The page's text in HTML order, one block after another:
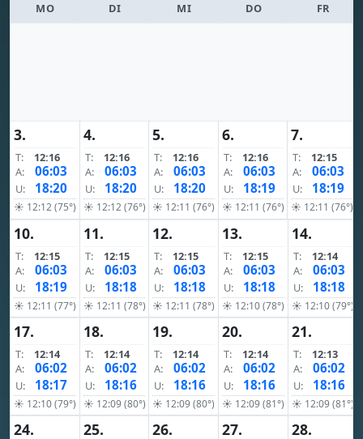
MO DI MI DO FR
3.
T:
12:16
A:
06:03
U: 18:20
☀ 12:12 (75°)
4.
T:
12:16
A:
06:03
U: 18:20
☀ 12:12 (76°)
5.
T:
12:16
A:
06:03
U: 18:20
☀ 12:11 (76°)
6.
T:
12:16
A:
06:03
U: 18:19
☀ 12:11 (76°)
7.
T:
12:15
A:
06:03
U: 18:19
☀ 12:11 (76°)
10.
T:
12:15
A:
06:03
U: 18:19
☀ 12:11 (77°)
11.
T:
12:15
A:
06:03
U: 18:18
☀ 12:11 (78°)
12.
T:
12:15
A:
06:03
U: 18:18
☀ 12:11 (78°)
13.
T:
12:15
A:
06:03
U: 18:18
☀ 12:10 (78°)
14.
T:
12:14
A:
06:03
U: 18:18
☀ 12:10 (79°)
17.
T:
12:14
A:
06:02
U: 18:17
☀ 12:10 (79°)
18.
T:
12:14
A:
06:02
U: 18:16
☀ 12:09 (80°)
19.
T:
12:14
A:
06:02
U: 18:16
☀ 12:09 (80°)
20.
T:
12:14
A:
06:02
U: 18:16
☀ 12:09 (81°)
21.
T:
12:13
A:
06:02
U: 18:16
☀ 12:09 (81°)
24. 25. 26. 27. 28.